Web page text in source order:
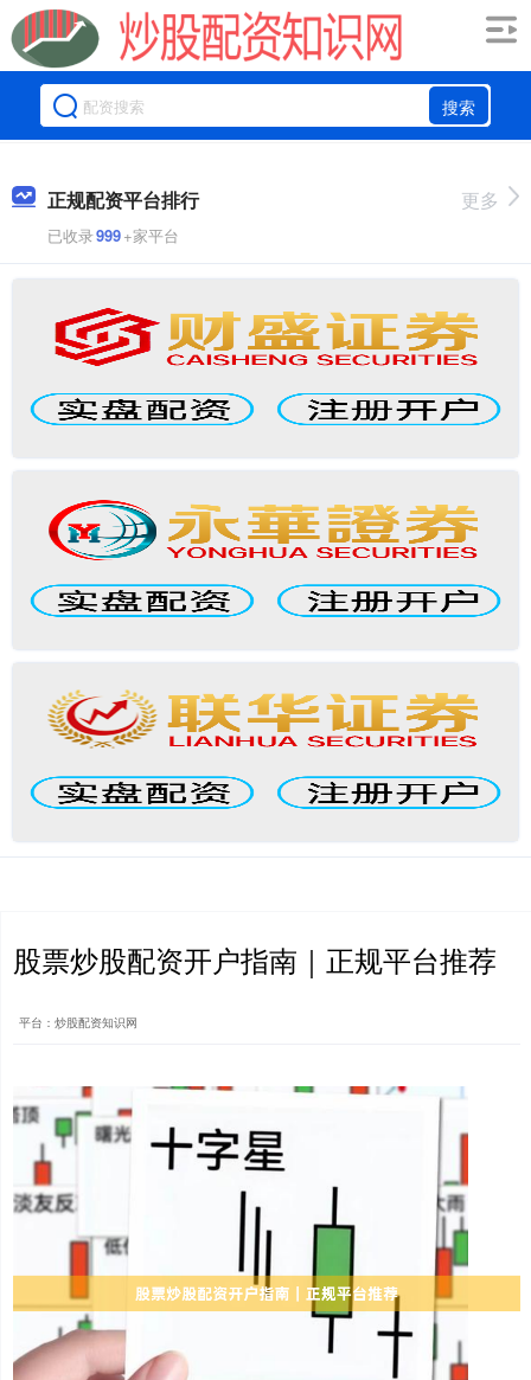
搜索
正规配资平台排行
已收录999+家平台
更多
股票炒股配资开户指南｜正规平台推荐
平台：炒股配资知识网